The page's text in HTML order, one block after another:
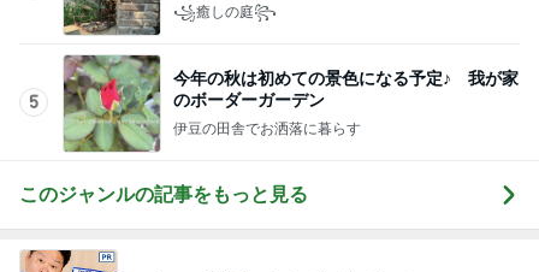
꧁癒しの庭꧂
5
今年の秋は初めての景色になる予定♪ 我が家
のボーダーガーデン
伊豆の田舎でお洒落に暮らす
このジャンルの記事をもっと見る